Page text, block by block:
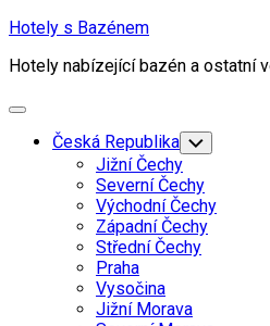
Skip
content
Hotely s Bazénem
Hotely nabízející bazén a ostatní
Expand
Česká Republika Toggle
Child
Menu
Jižní Čechy
Severní Čechy
Východní Čechy
Západní Čechy
Střední Čechy
Praha
Vysočina
Jižní Morava